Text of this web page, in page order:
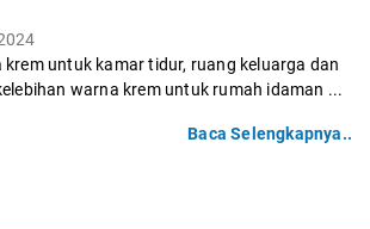
krem untuk kamar tidur, ruang keluarga dan
warna krem untuk rumah idaman ...
Baca Selengkapnya..